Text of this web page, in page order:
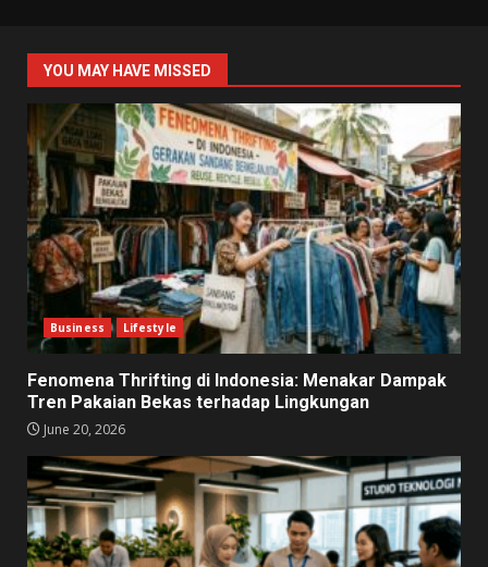
YOU MAY HAVE MISSED
Business Lifestyle
Fenomena Thrifting di Indonesia: Menakar Dampak
Tren Pakaian Bekas terhadap Lingkungan
June 20, 2026